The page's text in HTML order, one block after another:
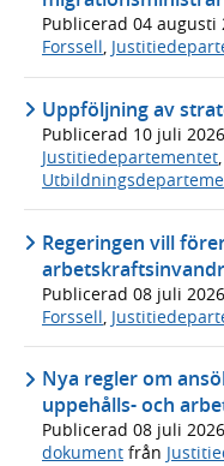
Publicerad 04 augusti
Forssell,
Uppföljning av
Publicerad 10 juli 2026
Justitiedepartementet,
Regeringen vill
Publicerad 08 juli 2026
Forssell
Nya regler om
uppehålls- och
Publicerad 08 juli 2026
dokument från